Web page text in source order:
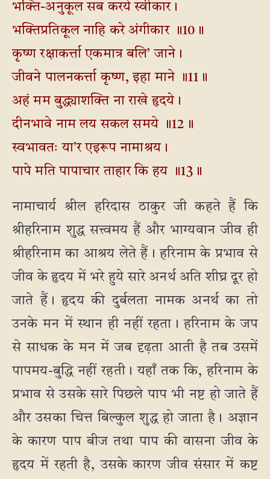
भक्ति-अनुकूल सब करये स्वीकार।
भक्तिप्रतिकूल नाहि करे अंगीकार ॥10॥
कृष्ण रक्षाकर्त्ता एकमात्र बलि’ जाने।
जीवने पालनकर्त्ता कृष्ण, इहा माने ॥11॥
अहं मम बुद्ध्याशक्ति ना राखे हृदये।
दीनभावे नाम लय सकल समये ॥12॥
स्वभावतः या’र एइरूप नामाश्रय।
पापे मति पापाचार ताहार कि हय ॥13॥
नामाचार्य श्रील हरिदास ठाकुर जी कहते हैं कि
श्रीहरिनाम शुद्ध सत्त्वमय हैं और भाग्यवान जीव ही
श्रीहरिनाम का आश्रय लेते हैं। हरिनाम के प्रभाव से
जीव के हृदय में भरे हुये सारे अनर्थ अति शीघ्र दूर हो
जाते हैं। हृदय की दुर्बलता नामक अनर्थ का तो
उनके मन में स्थान ही नहीं रहता। हरिनाम के जप
से साधक के मन में जब दृढ़ता आती है तब उसमें
पापमय-बुद्धि नहीं रहती। यहाँ तक कि, हरिनाम के
प्रभाव से उसके सारे पिछले पाप भी नष्ट हो जाते हैं
और उसका चित्त बिल्कुल शुद्ध हो जाता है। अज्ञान
के कारण पाप बीज तथा पाप की वासना जीव के
हृदय में रहती है, उसके कारण जीव संसार में कष्ट